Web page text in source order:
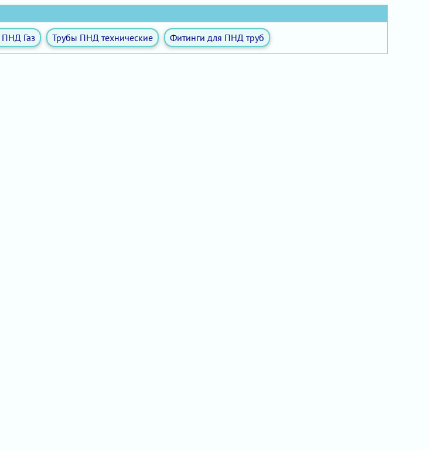
Газ Трубы ПНД технические Фитинги для ПНД труб